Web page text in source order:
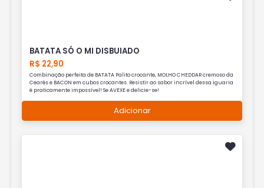
BATATA SÓ O MI DISBUIADO
R$ 22,90
Combinação perfeita de BATATA Palito crocante, MOLHO CHEDDAR cremoso da
Cearês e BACON em cubos crocantes. Resistir ao sabor incrível dessa iguaria
é praticamente impossível! Se AVEXE e delicie-se!
Adicionar